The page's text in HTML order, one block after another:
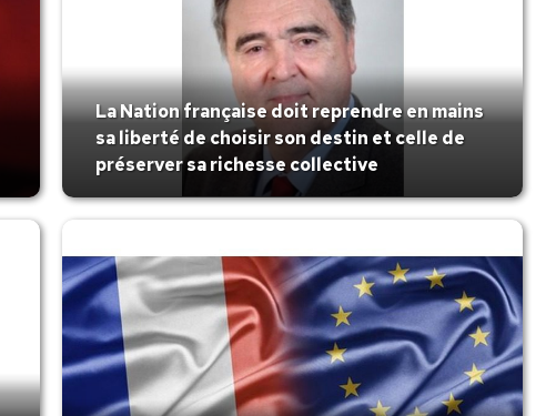
La Nation française doit reprendre en mains
sa liberté de choisir son destin et celle de
préserver sa richesse collective